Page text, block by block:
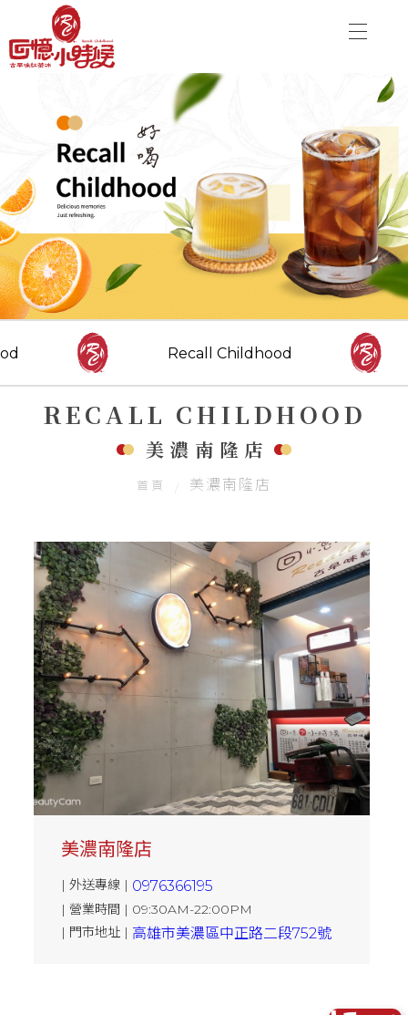
加盟優勢
飲品介紹
分店資訊
最新消息
聯絡我們
關於品牌
加盟優勢
分店資訊
最新消息
聯絡我們
CONTACT US
Danny00203@yahoo.com.tw
FOLLOW US
Recall Childhood
RECALL CHILDHOOD
美濃南隆店
首頁 美濃南隆店
美濃南隆店
| 外送專線 | 0976366195
| 營業時間 | 09:30AM-22:00PM
| 門市地址 | 高雄市美濃區中正路二段752號